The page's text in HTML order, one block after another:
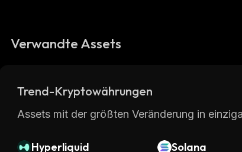
Verwandte Assets
Trend-Kryptowährungen
Assets mit der größten Veränderung in
Hyperliquid Solana